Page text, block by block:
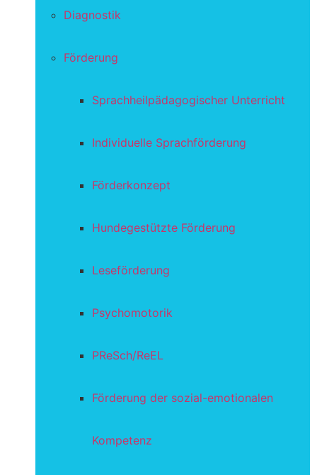
Diagnostik
Förderung
Sprachheilpädagogischer Unterricht
Individuelle Sprachförderung
Förderkonzept
Hundegestützte Förderung
Leseförderung
Psychomotorik
PReSch/ReEL
Förderung der sozial-emotionalen
Kompetenz